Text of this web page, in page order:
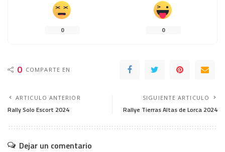
0 0
0 COMPARTE EN
ARTICULO ANTERIOR
Rally Solo Escort 2024
SIGUIENTE ARTICULO
Rallye Tierras Altas de Lorca 2024
Dejar un comentario